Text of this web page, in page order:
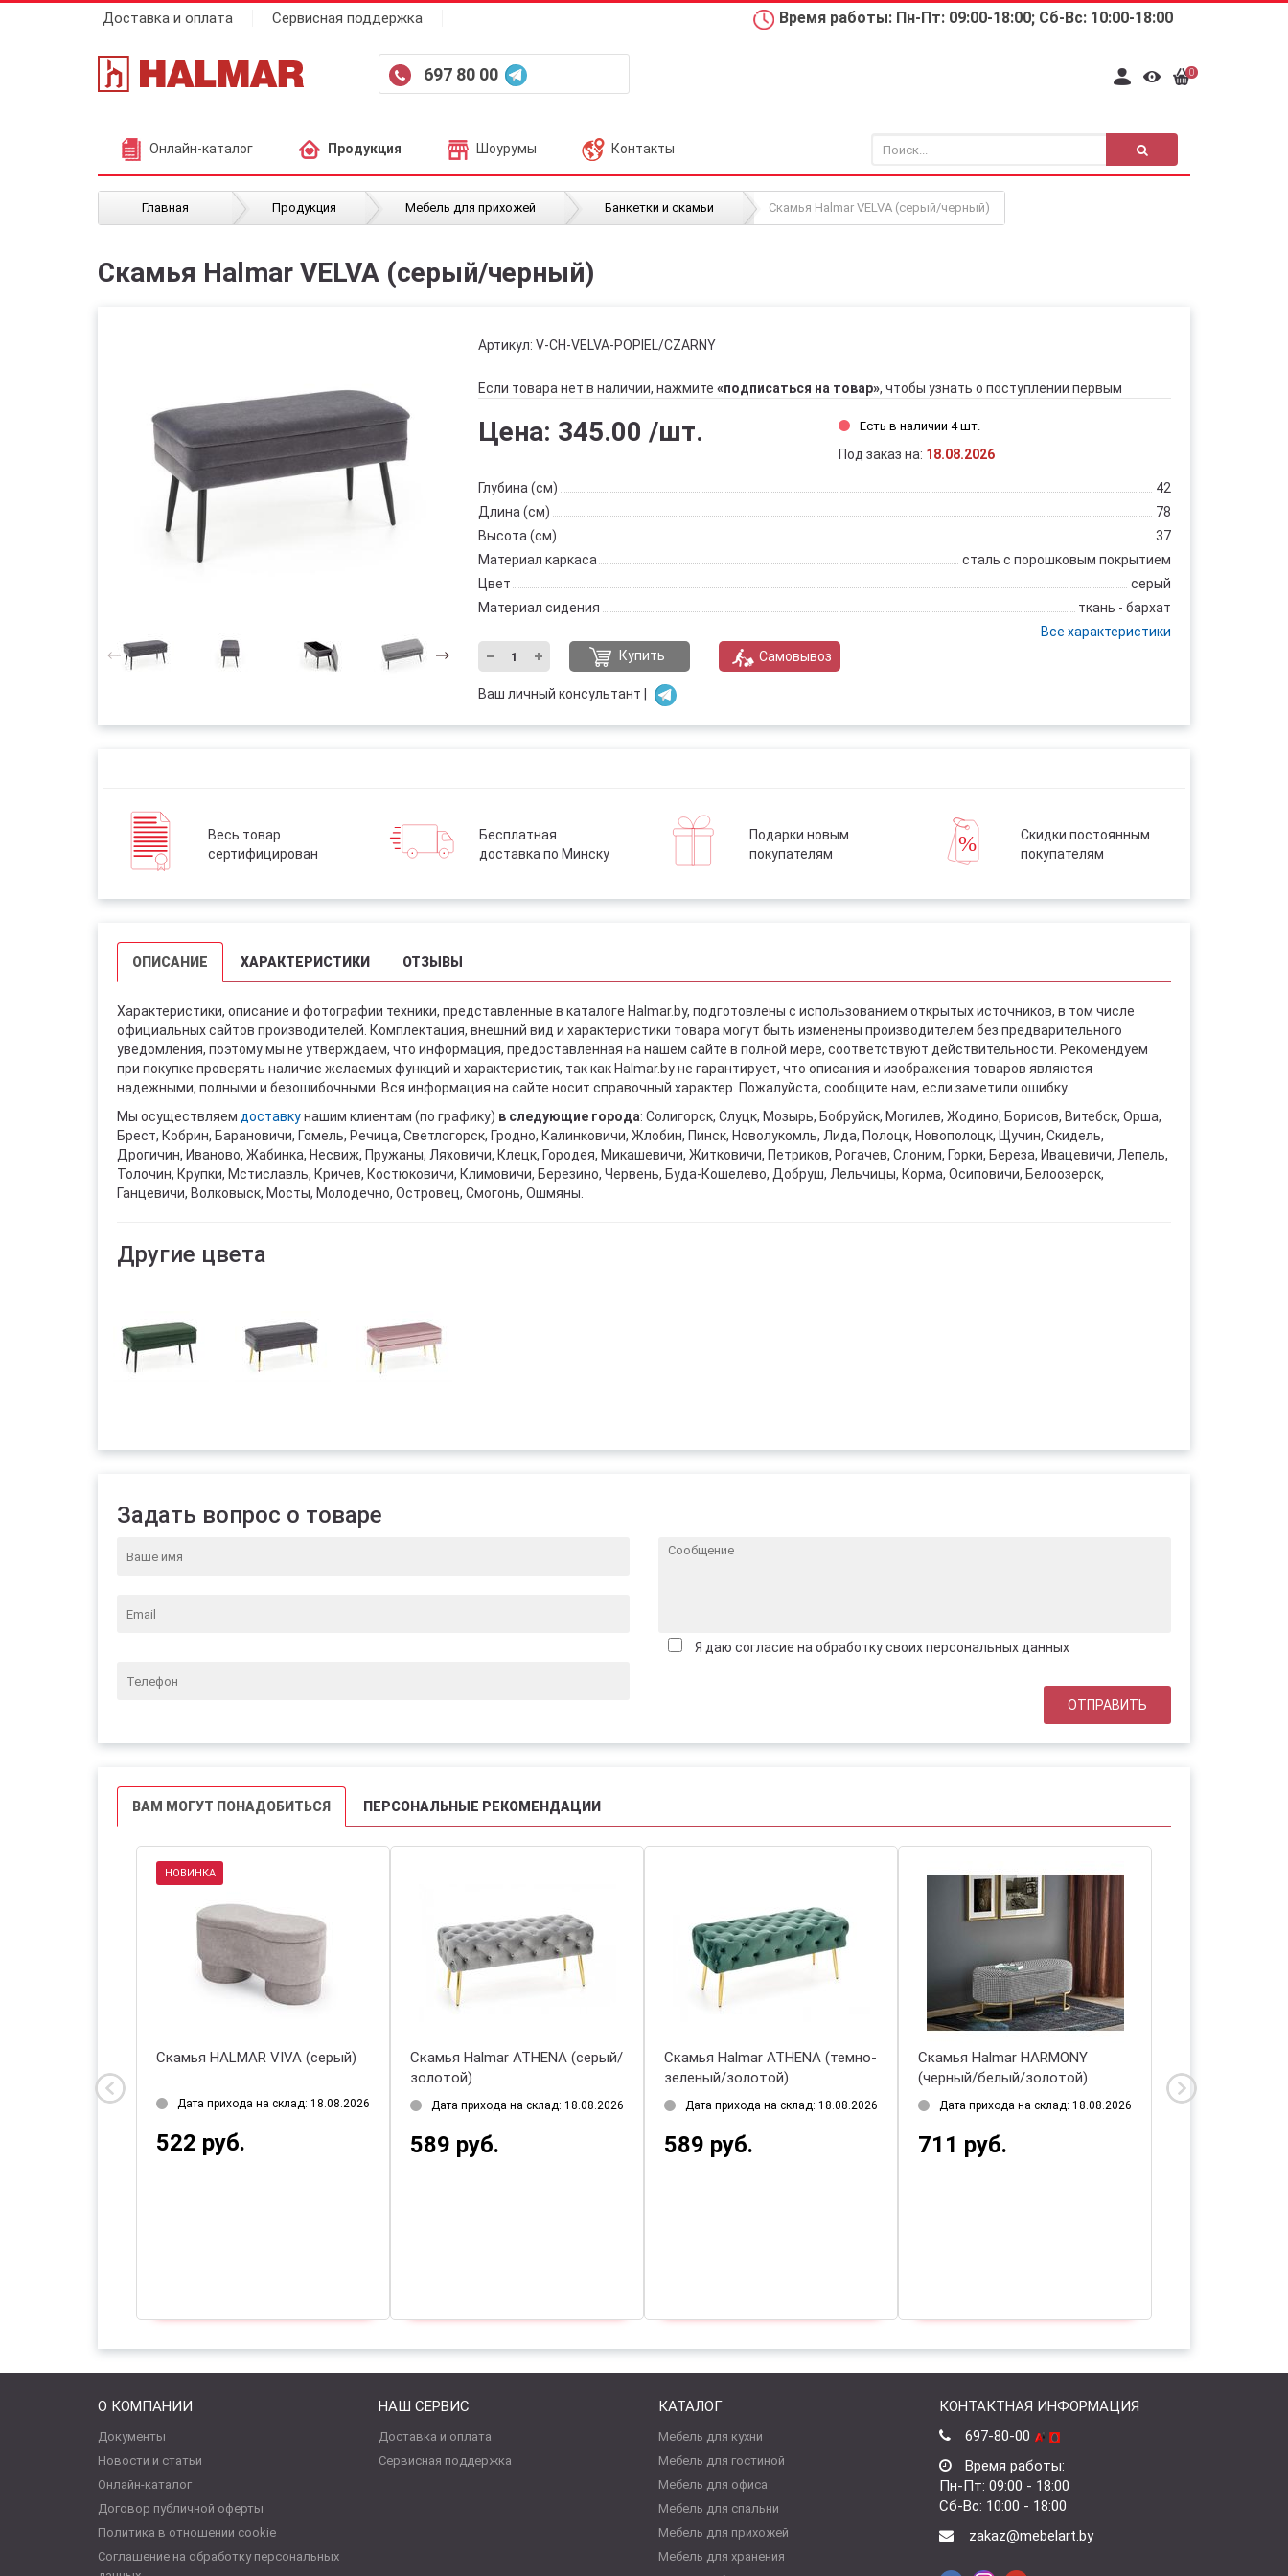
Доставка и оплата Сервисная поддержка Время работы: Пн-Пт: 09:00-18:00; Сб-Вс: 10:00-18:00
697 80 00 0
Онлайн-каталог Продукция Шоурумы Контакты
Главная / Продукция / Мебель для прихожей / Банкетки и скамьи / Скамья Halmar VELVA (серый/черный)
Скамья Halmar VELVA (серый/черный)
Артикул: V-CH-VELVA-POPIEL/CZARNY
Если товара нет в наличии, нажмите «подписаться на товар», чтобы узнать о поступлении первым
Цена: 345.00 /шт. Есть в наличии 4 шт.
Под заказ на: 18.08.2026
Глубина (см)
42
Длина (см)
78
Высота (см)
37
Материал каркаса
сталь с порошковым покрытием
Цвет
серый
Материал сидения
ткань - бархат
Все характеристики
Купить
Самовывоз
Ваш личный консультант |
Весь товар
сертифицирован
Бесплатная
доставка по Минску
Подарки новым
покупателям
Скидки постоянным
покупателям
ОПИСАНИЕ ХАРАКТЕРИСТИКИ ОТЗЫВЫ
Характеристики, описание и фотографии техники, представленные в каталоге Halmar.by, подготовлены с использованием открытых источников, в том числе
официальных сайтов производителей. Комплектация, внешний вид и характеристики товара могут быть изменены производителем без предварительного
уведомления, поэтому мы не утверждаем, что информация, предоставленная на нашем сайте в полной мере, соответствуют действительности. Рекомендуем
при покупке проверять наличие желаемых функций и характеристик, так как Halmar.by не гарантирует, что описания и изображения товаров являются
надежными, полными и безошибочными. Вся информация на сайте носит справочный характер. Пожалуйста, сообщите нам, если заметили ошибку.
Мы осуществляем доставкунашим клиентам (по графику) в следующие города: Солигорск, Слуцк, Мозырь, Бобруйск, Могилев, Жодино, Борисов, Витебск, Орша,
Брест, Кобрин, Барановичи, Гомель, Речица, Светлогорск, Гродно, Калинковичи, Жлобин, Пинск, Новолукомль, Лида, Полоцк, Новополоцк, Щучин, Скидель,
Дрогичин, Иваново, Жабинка, Несвиж, Пружаны, Ляховичи, Клецк, Городея, Микашевичи, Житковичи, Петриков, Рогачев, Слоним, Горки, Береза, Ивацевичи, Лепель,
Толочин, Крупки, Мстиславль, Кричев, Костюковичи, Климовичи, Березино, Червень, Буда-Кошелево, Добруш, Лельчицы, Корма, Осиповичи, Белоозерск,
Ганцевичи, Волковыск, Мосты, Молодечно, Островец, Смогонь, Ошмяны.
Другие цвета
Задать вопрос о товаре
Я даю согласие на обработку своих персональных данных
ВАМ МОГУТ ПОНАДОБИТЬСЯ ПЕРСОНАЛЬНЫЕ РЕКОМЕНДАЦИИ
Скамья Halmar BLISS
(кремовый)
Есть в наличии 1 шт.
758 руб.
Скамья HALMAR VIVA
(бежевый)
Дата прихода на склад: 18.08.2026
522 руб.
Скамья Halmar VELVA (темно-
зеленый/черный)
Есть в наличии 2 шт.
345 руб.
Скамья Halmar VELVA
(розовый/золотой)
Нет в наличии
352 руб.
(розовый/золотой)
Дата прихода на
О КОМПАНИИ
Документы
Новости и статьи
Онлайн-каталог
Договор публичной оферты
Политика в отношении cookie
Соглашение на обработку персональных
НАШ СЕРВИС
Доставка и оплата
Сервисная поддержка
КАТАЛОГ
Мебель для кухни
Мебель для гостиной
Мебель для офиса
Мебель для спальни
Мебель для прихожей
Мебель для хранения
КОНТАКТНАЯ ИНФОРМАЦИЯ
697-80-00
Время работы:
Пн-Пт: 09:00 - 18:00
Сб-Вс: 10:00 - 18:00
zakaz@mebelart.by